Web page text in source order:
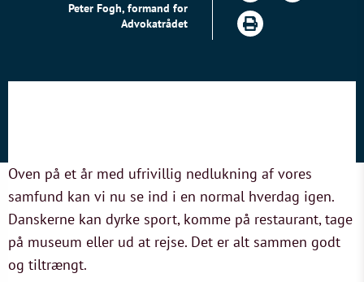
Peter Fogh, formand for
Advokatrådet
Oven på et år med ufrivillig nedlukning af vores
samfund kan vi nu se ind i en normal hverdag igen.
Danskerne kan dyrke sport, komme på restaurant, tage
på museum eller ud at rejse. Det er alt sammen godt
og tiltrængt.